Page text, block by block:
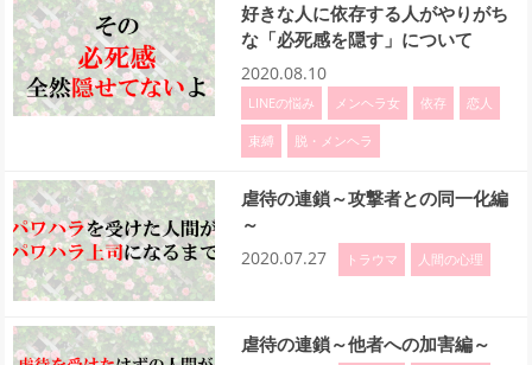
好きな人に依存する人がやりがち
な「必死感を隠す」について
2020.08.10
LINEの悩み メンヘラ女 依存 恋人
束縛 脱・メンヘラ
虐待の連鎖～攻撃者との同一化編
～
2020.07.27 トラウマ 人間の心理
虐待の連鎖～他者への加害編～